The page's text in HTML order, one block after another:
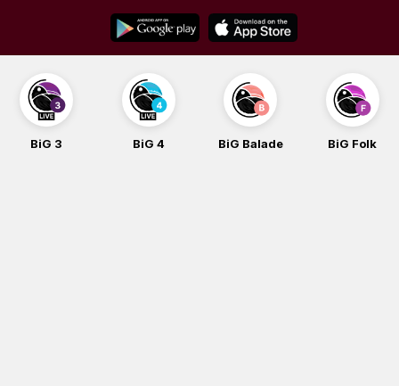
content
BiG 4 BiG Balade BiG Folk BiG iG